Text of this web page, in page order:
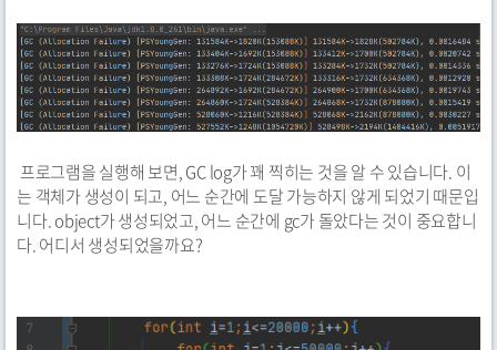
프로그램을 실행해 보면, GC log가 꽤 찍히는 것을 알 수 있습니다. 이
는 객체가 생성이 되고, 어느 순간에 도달 가능하지 않게 되었기 때문입
니다. object가 생성되었고, 어느 순간에 gc가 돌았다는 것이 중요합니
다. 어디서 생성되었을까요?